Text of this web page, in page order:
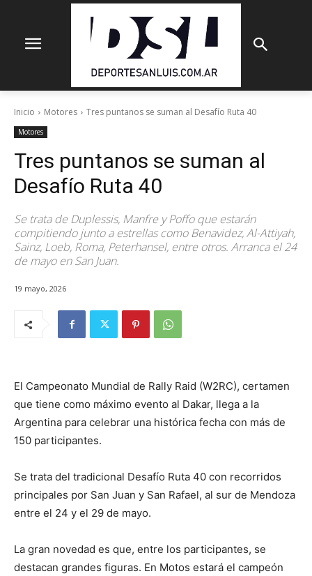
Inicio Motores Tres puntanos se suman al Desafío Ruta 40
Motores
Tres puntanos se suman al
Desafío Ruta 40
Se trata de Duplessis, Manfre y Poffo que estarán
compitiendo junto a estrellas como Benavidez, Al-Attiyah,
Sainz, Loeb, Roma, Peterhansel, entre otros. Arranca el 24
de mayo en San Juan.
19 mayo, 2026
El Campeonato Mundial de Rally Raid (W2RC), certamen
que tiene como máximo evento al Dakar, llega a la
Argentina para celebrar una histórica fecha con más de
150 participantes.
Se trata del tradicional Desafío Ruta 40 con recorridos
principales por San Juan y San Rafael, al sur de Mendoza
entre el 24 y el 29 de mayo.
La gran novedad es que, entre los participantes, se
destacan grandes figuras. En Motos estará el campeón